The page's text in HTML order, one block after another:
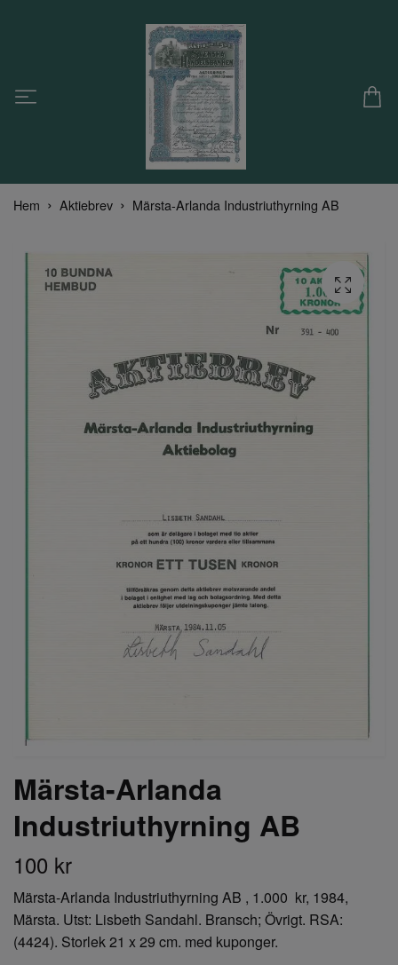
Hem Aktiebrev Märsta-Arlanda Industriuthyrning AB
Märsta-Arlanda
Industriuthyrning AB
100 kr
Märsta-Arlanda Industriuthyrning AB , 1.000 kr, 1984,
Märsta. Utst: Lisbeth Sandahl. Bransch; Övrigt. RSA:
(4424). Storlek 21 x 29 cm. med kuponger.